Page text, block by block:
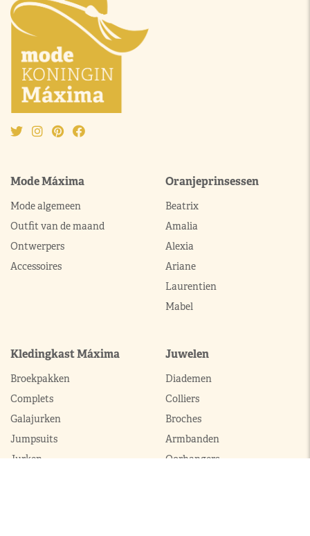
Mode Máxima
Mode algemeen
Outfit van de maand
Ontwerpers
Accessoires
Oranjeprinsessen
Beatrix
Amalia
Alexia
Ariane
Laurentien
Mabel
Kledingkast Máxima
Broekpakken
Complets
Galajurken
Jumpsuits
Jurken
Juwelen
Diademen
Colliers
Broches
Armbanden
Oorhangers